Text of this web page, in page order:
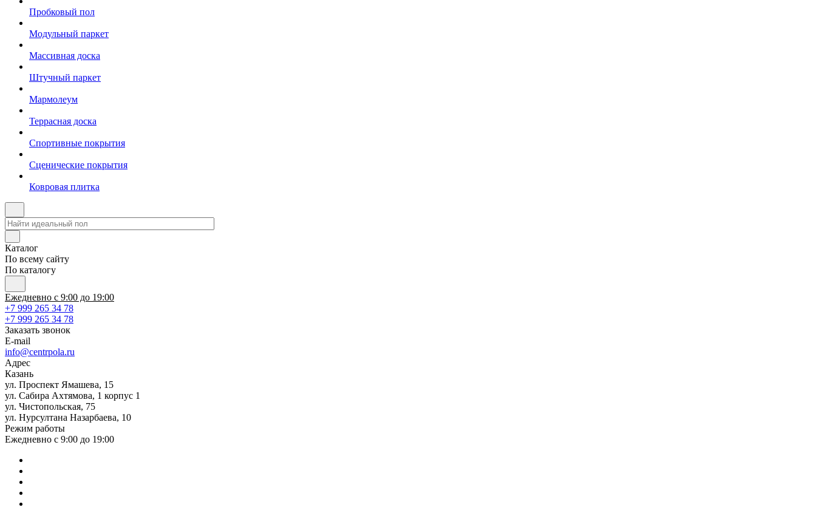
Пробковый пол
Модульный паркет
Массивная доска
Штучный паркет
Мармолеум
Террасная доска
Спортивные покрытия
Сценические покрытия
Ковровая плитка
Каталог
По всему сайту
По каталогу
Ежедневно с 9:00 до 19:00
+7 999 265 34 78
+7 999 265 34 78
Заказать звонок
E-mail
info@centrpola.ru
Адрес
Казань
ул. Проспект Ямашева, 15
ул. Сабира Ахтямова, 1 корпус 1
ул. Чистопольская, 75
ул. Нурсултана Назарбаева, 10
Режим работы
Ежедневно с 9:00 до 19:00